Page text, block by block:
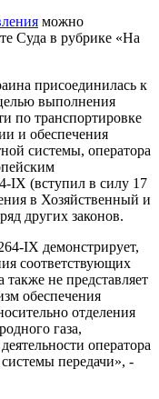
можно
Суда в рубрике «На
присоединилась к
выполнения
по транспортировке
и обеспечения
системы, оператора
IX (вступил в силу 17
в Хозяйственный и
других законов.
IX демонстрирует,
соответствующих
не представляет
обеспечения
отделения
газа,
оператора
передачи», -